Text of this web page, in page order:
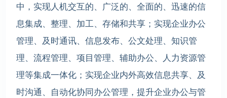
中，实现人机交互的、广泛的、全面的、迅速的信
息集成、整理、加工、存储和共享；实现企业办公
管理、及时通讯、信息发布、公文处理、知识管
理、流程管理、项目管理、辅助办公、人力资源管
理等集成一体化；实现企业内外高效信息共享、及
时沟通、自动化协同办公管理，提升企业办公与管